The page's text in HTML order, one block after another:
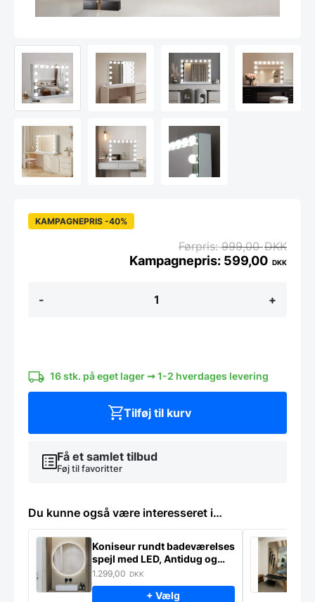
-
Makeupp
antal
+
KAMPAGNEPRIS -40%
999,00DKK
599,00 DKK
16 stk. på eget lager ➞ 1-2 hverdages levering
Få et samlet tilbud
Føj til favoritter
Tilføj til kurv
Du kunne også være interesseret i…
Koniseur rundt badeværelses
spejl med LED, Antidug og
Touchsensor
1.299,00 DKK
+ Vælg